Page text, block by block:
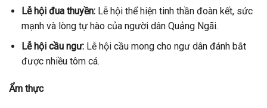
Lễ hội đua thuyền:Lễ hội thể hiện tinh thần đoàn kết, sức
mạnh và lòng tự hào của người dân Quảng Ngãi.
Lễ hội cầu ngư:Lễ hội cầu mong cho ngư dân đánh bắt
được nhiều tôm cá.
Ẩm thực